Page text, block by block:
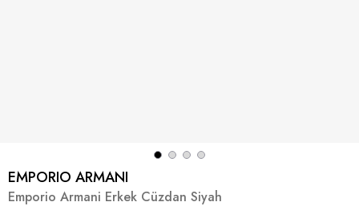
EMPORIO ARMANI
Emporio Armani Erkek Cüzdan Siyah